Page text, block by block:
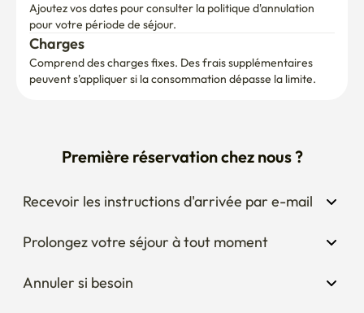
Ajoutez vos dates pour consulter la politique d'annulation
pour votre période de séjour.
Charges
Comprend des charges fixes. Des frais supplémentaires
peuvent s'appliquer si la consommation dépasse la limite.
Première réservation chez nous ?
Recevoir les instructions d'arrivée par e-mail
Prolongez votre séjour à tout moment
Annuler si besoin